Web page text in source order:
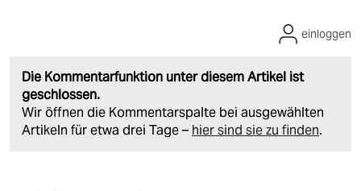
Die Kommentarfunktion unter diesem Artikel ist
geschlossen.
Wir öffnen die Kommentarspalte bei ausgewählten
Artikeln für etwa drei Tage – hier sind sie zu finden.
einloggen